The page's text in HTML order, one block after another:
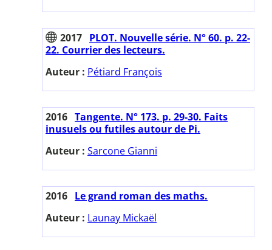
2017 PLOT. Nouvelle série. N° 60. p. 22-
22. Courrier des lecteurs.
Auteur : Pétiard François
2016 Tangente. N° 173. p. 29-30. Faits
inusuels ou futiles autour de Pi.
Auteur : Sarcone Gianni
2016 Le grand roman des maths.
Auteur : Launay Mickaël